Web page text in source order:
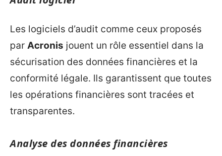
Les logiciels d’audit comme ceux proposés
par Acronis jouent un rôle essentiel dans la
sécurisation des données financières et la
conformité légale. Ils garantissent que toutes
les opérations financières sont tracées et
transparentes.
Analyse des données financières